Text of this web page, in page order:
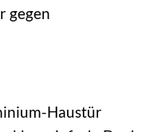
gegen
Haustür